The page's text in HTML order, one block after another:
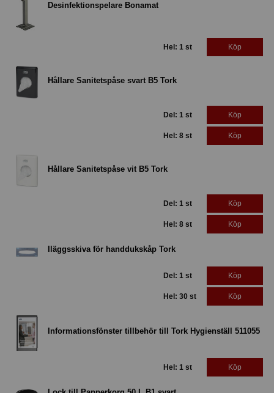
Desinfektionspelare Bonamat
Hel: 1 st Köp
Hållare Sanitetspåse svart B5 Tork
Del: 1 st Köp
Hel: 8 st Köp
Hållare Sanitetspåse vit B5 Tork
Del: 1 st Köp
Hel: 8 st Köp
Iläggsskiva för handdukskåp Tork
Del: 1 st Köp
Hel: 30 st Köp
Informationsfönster tillbehör till Tork Hygienställ 511055
Hel: 1 st Köp